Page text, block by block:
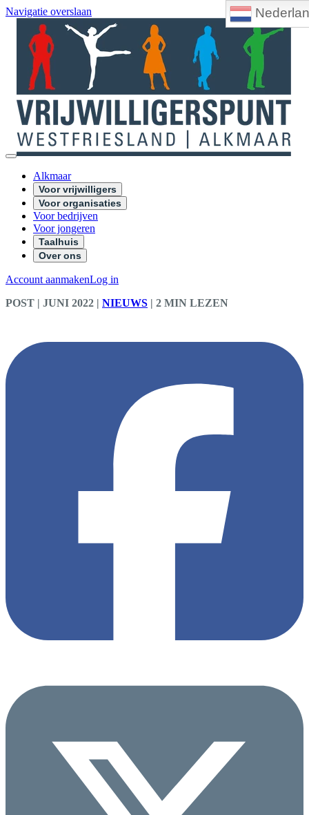
Navigatie overslaan
Alkmaar
Voor vrijwilligers
Voor organisaties
Voor bedrijven
Voor jongeren
Taalhuis
Over ons
Account aanmakenLog in
POST | JUNI 2022 | NIEUWS | 2 MIN LEZEN